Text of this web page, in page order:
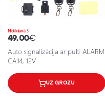
Noliktavā 3
49.00€
Auto signalizācija ar pulti ALARM
CA14, 12V
UZ GROZU